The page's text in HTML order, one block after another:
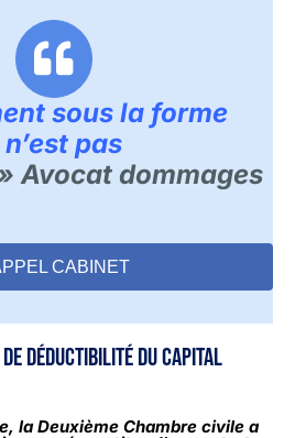
sous la forme
pas
Avocat dommages
CABINET
de déductibilité du capital
la Deuxième Chambre civile a